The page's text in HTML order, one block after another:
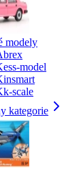
modely
model
scale
kategorie